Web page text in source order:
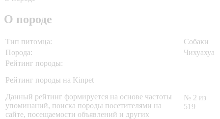
О породе
Тип питомца:
Собаки
Порода:
Чихуахуа
Рейтинг породы:
Рейтинг породы на Kinpet
Данный рейтинг формируется на основе частоты
упоминаний, поиска породы посетителями на
сайте, посещаемости объявлений и других
№ 2 из
519